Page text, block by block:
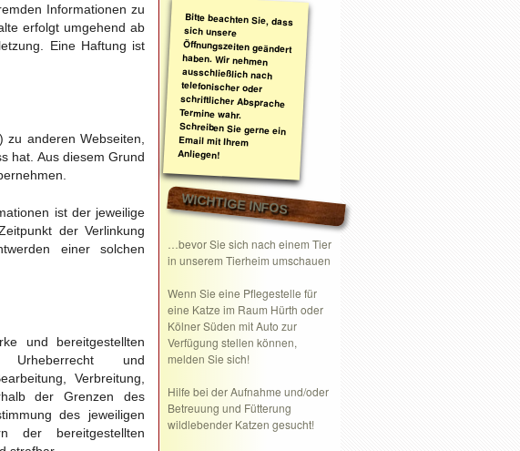
Informationen zu
erfolgt umgehend ab
Eine Haftung ist
zu anderen Webseiten,
hat. Aus diesem Grund
ist der jeweilige
der Verlinkung
einer solchen
und bereitgestellten
und
Verbreitung,
der Grenzen des
des jeweiligen
der bereitgestellten
Bitte beachten Sie, dass
sich unsere
Öffnungszeiten geändert
haben. Wir nehmen
ausschließlich nach
telefonischer oder
schriftlicher Absprache
Termine wahr.
Schreiben Sie gerne ein
Email mit Ihrem
Anliegen!
WICHTIGE INFOS
…bevor Sie sich nach einem Tier
in unserem Tierheim umschauen
Wenn Sie eine Pflegestelle für
eine Katze im Raum Hürth oder
Kölner Süden mit Auto zur
Verfügung stellen können,
melden Sie sich!
Hilfe bei der Aufnahme und/oder
Betreuung und Fütterung
wildlebender Katzen gesucht!